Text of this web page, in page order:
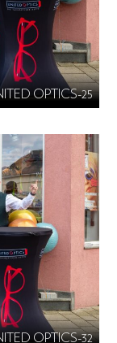
OPTICS-25
OPTICS-32